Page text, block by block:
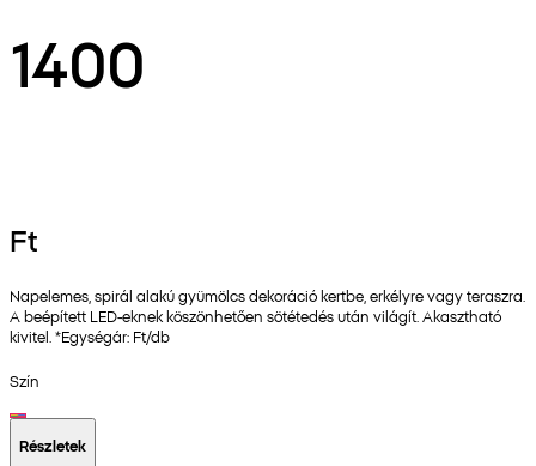
1400
Ft
Napelemes, spirál alakú gyümölcs dekoráció kertbe, erkélyre vagy teraszra.
A beépített LED-eknek köszönhetően sötétedés után világít. Akasztható
kivitel. *Egységár: Ft/db
Szín
Részletek